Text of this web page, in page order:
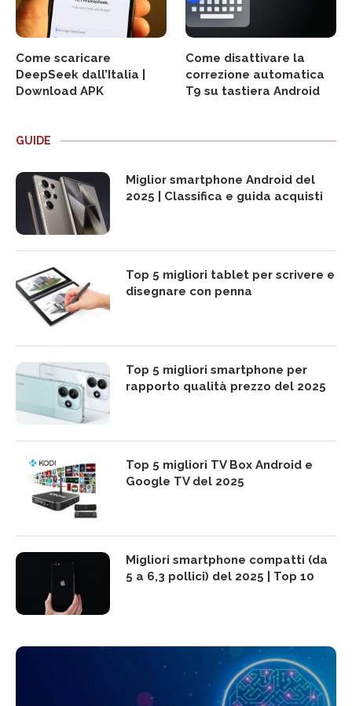
Come scaricare
DeepSeek dall’Italia |
Download APK
Come disattivare la
correzione automatica
T9 su tastiera Android
GUIDE
Miglior smartphone Android del
2025 | Classifica e guida acquisti
Top 5 migliori tablet per scrivere e
disegnare con penna
Top 5 migliori smartphone per
rapporto qualità prezzo del 2025
Top 5 migliori TV Box Android e
Google TV del 2025
Migliori smartphone compatti (da
5 a 6,3 pollici) del 2025 | Top 10